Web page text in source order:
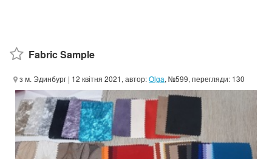
Fabric Sample
з м. Эдинбург | 12 квітня 2021, автор:Olga, №599, перегляди: 130